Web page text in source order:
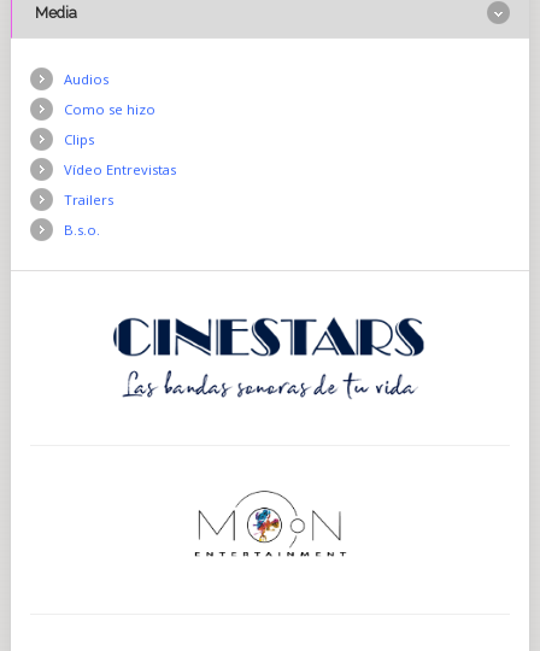
Media
Audios
Como se hizo
Clips
Vídeo Entrevistas
Trailers
B.s.o.